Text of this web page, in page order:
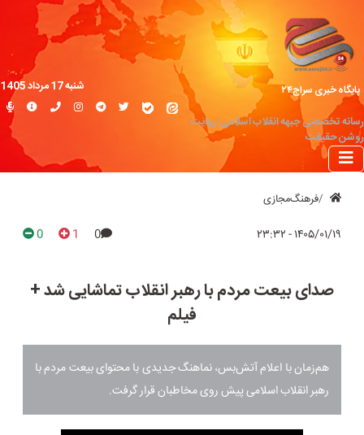
پایگاه خبری سراج۲۴
رسانه تخصصی جبهه انقلاب اسلامی؛ روایت
روشن حقیقت
شنبه 17 مرداد 1405
فرهنگ‌مجازی
۱۴۰۵/۰۱/۱۹ - ۲۳:۳۲ 0
1
0
صدای بیعت مردم با رهبر انقلاب تماشایی شد +
فیلم
هم‌زمان با اعلام آتش‌بس، نماهنگ جدیدی با محتوای بیعت مردم با
رهبر انقلاب اسلامی پیش روی مخاطبان قرار گرفت.